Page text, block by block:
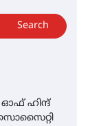
Search
ഓഫ് ഹിന്ദ്
സൊസൈറ്റി